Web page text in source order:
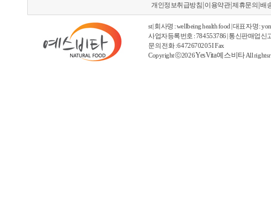
개인정보취급방침 이용약관|제휴문의 |배
st | 회사명 : wellbeing health food | 대표자명 :
사업자등록번호 : 784553786 | 통신판매업신
문의 전화 : 6472670205 I Fax
Copyright ⓒ2026YesVita 예스비타All rights